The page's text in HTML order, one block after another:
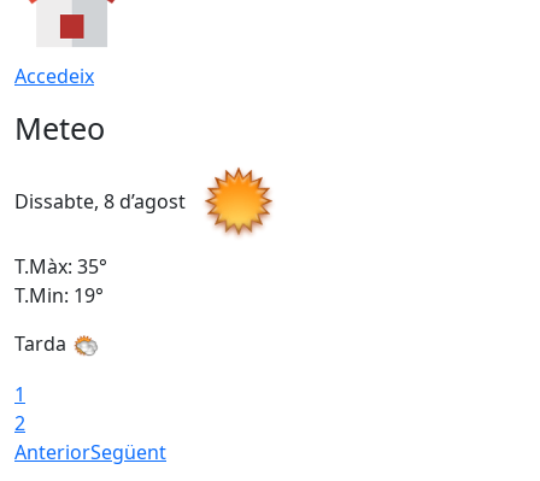
Accedeix
Meteo
Dissabte, 8 d’agost
T.Màx: 35°
T.Min: 19°
Tarda
1
2
AnteriorSegüent